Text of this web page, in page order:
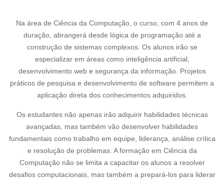
Na área de Ciência da Computação, o curso, com 4 anos de
duração, abrangerá desde lógica de programação até a
construção de sistemas complexos. Os alunos irão se
especializar em áreas como inteligência artificial,
desenvolvimento web e segurança da informação. Projetos
práticos de pesquisa e desenvolvimento de software permitem a
aplicação direta dos conhecimentos adquiridos.
Os estudantes não apenas irão adquirir habilidades técnicas
avançadas, mas também vão desenvolver habilidades
fundamentais como trabalho em equipe, liderança, análise crítica
e resolução de problemas. A formação em Ciência da
Computação não se limita a capacitar os alunos a resolver
desafios computacionais, mas também a prepará-los para liderar